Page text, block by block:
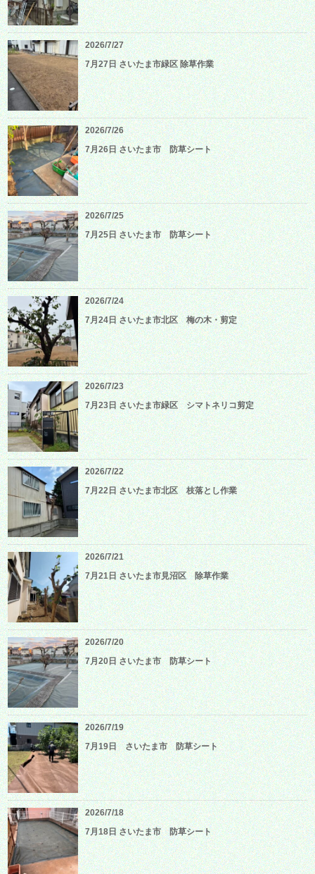
2026/7/27
7月27日 さいたま市緑区 除草作業
2026/7/26
7月26日 さいたま市 防草シート
2026/7/25
7月25日 さいたま市 防草シート
2026/7/24
7月24日 さいたま市北区 梅の木・剪定
2026/7/23
7月23日 さいたま市緑区 シマトネリコ剪定
2026/7/22
7月22日 さいたま市北区 枝落とし作業
2026/7/21
7月21日 さいたま市見沼区 除草作業
2026/7/20
7月20日 さいたま市 防草シート
2026/7/19
7月19日 さいたま市 防草シート
2026/7/18
7月18日 さいたま市 防草シート